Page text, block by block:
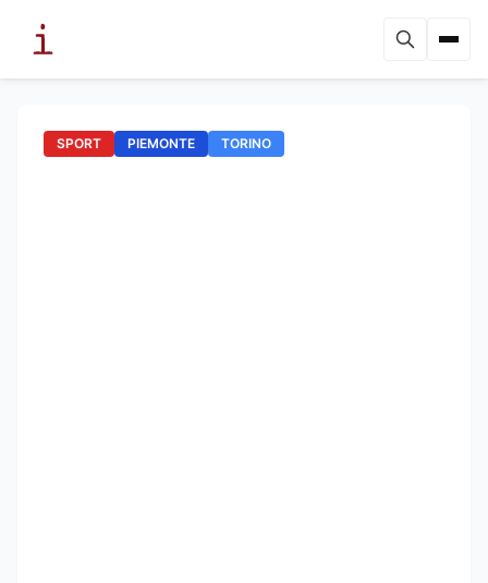
SPORT PIEMONTE TORINO